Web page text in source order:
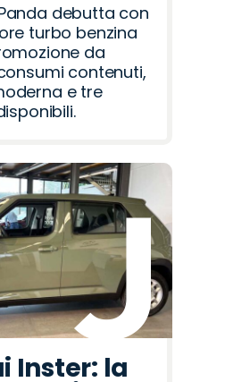
debutta con
turbo benzina
da
contenuti,
e tre
Inster: la